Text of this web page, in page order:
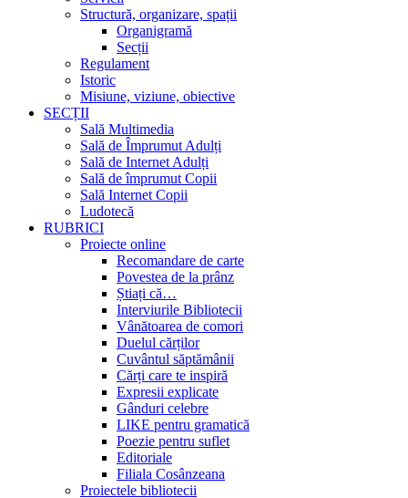
Structură, organizare, spații
Organigramă
Secții
Regulament
Istoric
Misiune, viziune, obiective
SECȚII
Sală Multimedia
Sală de Împrumut Adulți
Sală de Internet Adulți
Sală de împrumut Copii
Sală Internet Copii
Ludotecă
RUBRICI
Proiecte online
Recomandare de carte
Povestea de la prânz
Știați că…
Interviurile Bibliotecii
Vânătoarea de comori
Duelul cărților
Cuvântul săptămânii
Cărți care te inspiră
Expresii explicate
Gânduri celebre
LIKE pentru gramatică
Poezie pentru suflet
Editoriale
Filiala Cosânzeana
Proiectele bibliotecii